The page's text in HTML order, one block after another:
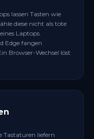
lassen Tasten wie
diese nicht als tote
Laptops.
Edge fangen
Browser-Wechsel löst
Tastaturen liefern